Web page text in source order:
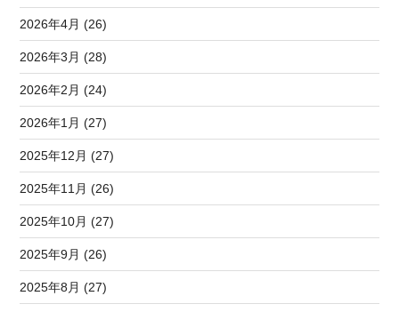
2026年4月 (26)
2026年3月 (28)
2026年2月 (24)
2026年1月 (27)
2025年12月 (27)
2025年11月 (26)
2025年10月 (27)
2025年9月 (26)
2025年8月 (27)